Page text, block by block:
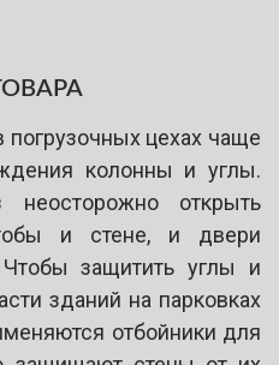
погрузочных цехах чаще
колонны и углы.
неосторожно открыть
и стене, и двери
защитить углы и
зданий на парковках
отбойники для